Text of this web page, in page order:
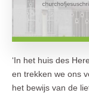
‘In het huis des
en trekken we ons
het bewijs van de